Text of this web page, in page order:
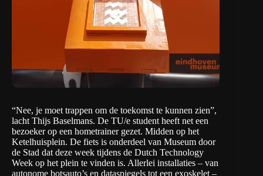
“Nee, je moet trappen om de toekomst te kunnen zien”,
lacht Thijs Baselmans. De TU/e student heeft net een
bezoeker op een hometrainer gezet. Midden op het
Ketelhuisplein. De fiets is onderdeel van Museum door
de Stad dat deze week tijdens de Dutch Technology
Week op het plein te vinden is. Allerlei installaties – van
autonome botsauto’s en dataspiegels tot een exoskelet –